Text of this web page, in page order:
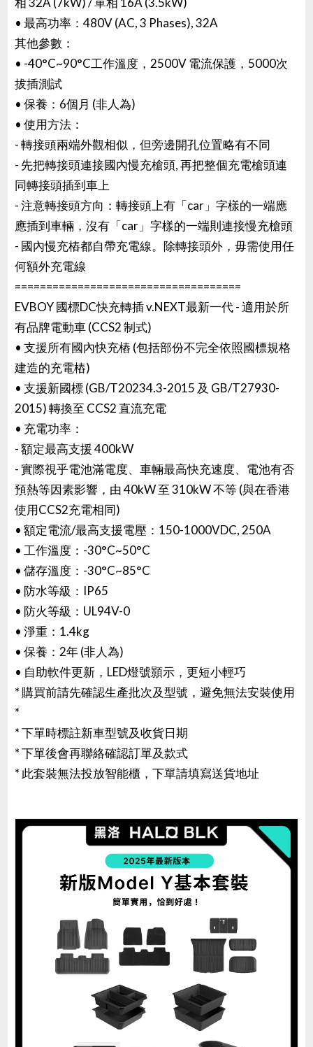
• 最高功率：480V (AC, 3 Phases), 32A
其他參數：
• -40°C~90°C工作溫度，2500V 電流保護，5000次
拔插測試
• 保養：6個月 (非人為)
• 使用方法：
- 轉接頭兩端外觀相似，但旁邊開孔位置略有不同
- 先把轉接頭連接國內慢充槍頭, 再把整個充電槍頭連
同轉接頭插到車上
- 注意轉接頭方向：轉接頭上有「car」字樣的一端應
應插到車輛，沒有「car」字樣的一端則連接慢充槍頭
- 國內慢充樁都自帶充電線。除轉接頭外，毋需使用任
何額外充電線
====================================
EVBOY 國標DC快充轉插 v.NEXT最新一代 - 適用於所
有品牌電動車 (CCS2 制式)
• 支援所有國內快充樁 (包括部份不完全依照國標規格
建造的充電樁)
• 支援新國標 (GB/T20234.3-2015 及 GB/T27930-
2015) 轉換至 CCS2 直流充電
• 充電功率：
- 額定最高支援 400kW
- 實際視乎電池滿電度、車輛最高快充速度、電池有否
預熱等因素影響，由 40kW 至 310kW 不等 (與在香港
使用CCS2充電相同)
• 額定電流/最高支援電壓：150-1000VDC, 250A
• 工作溫度：-30°C~50°C
• 儲存溫度：-30°C~85°C
• 防水等級：IP65
• 防火等級：UL94V-0
• 淨重：1.4kg
• 保養：2年 (非人為)
• 自助軟件更新，LED燈號顥示，更短小輕巧
* 購買前請先確認生產批次及型號，避免無法安裝使用
*
* 下單時標註新車型號及收貨日期
* 下單後會再聯絡確認訂單及款式
* 此套裝無法投放智能櫃，下單請填寫送貨地址